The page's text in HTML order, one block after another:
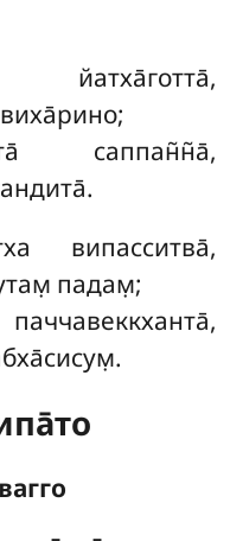
йатха̄готта̄,
саппан̃н̃а̄,
випасситва̄,
падам̣;